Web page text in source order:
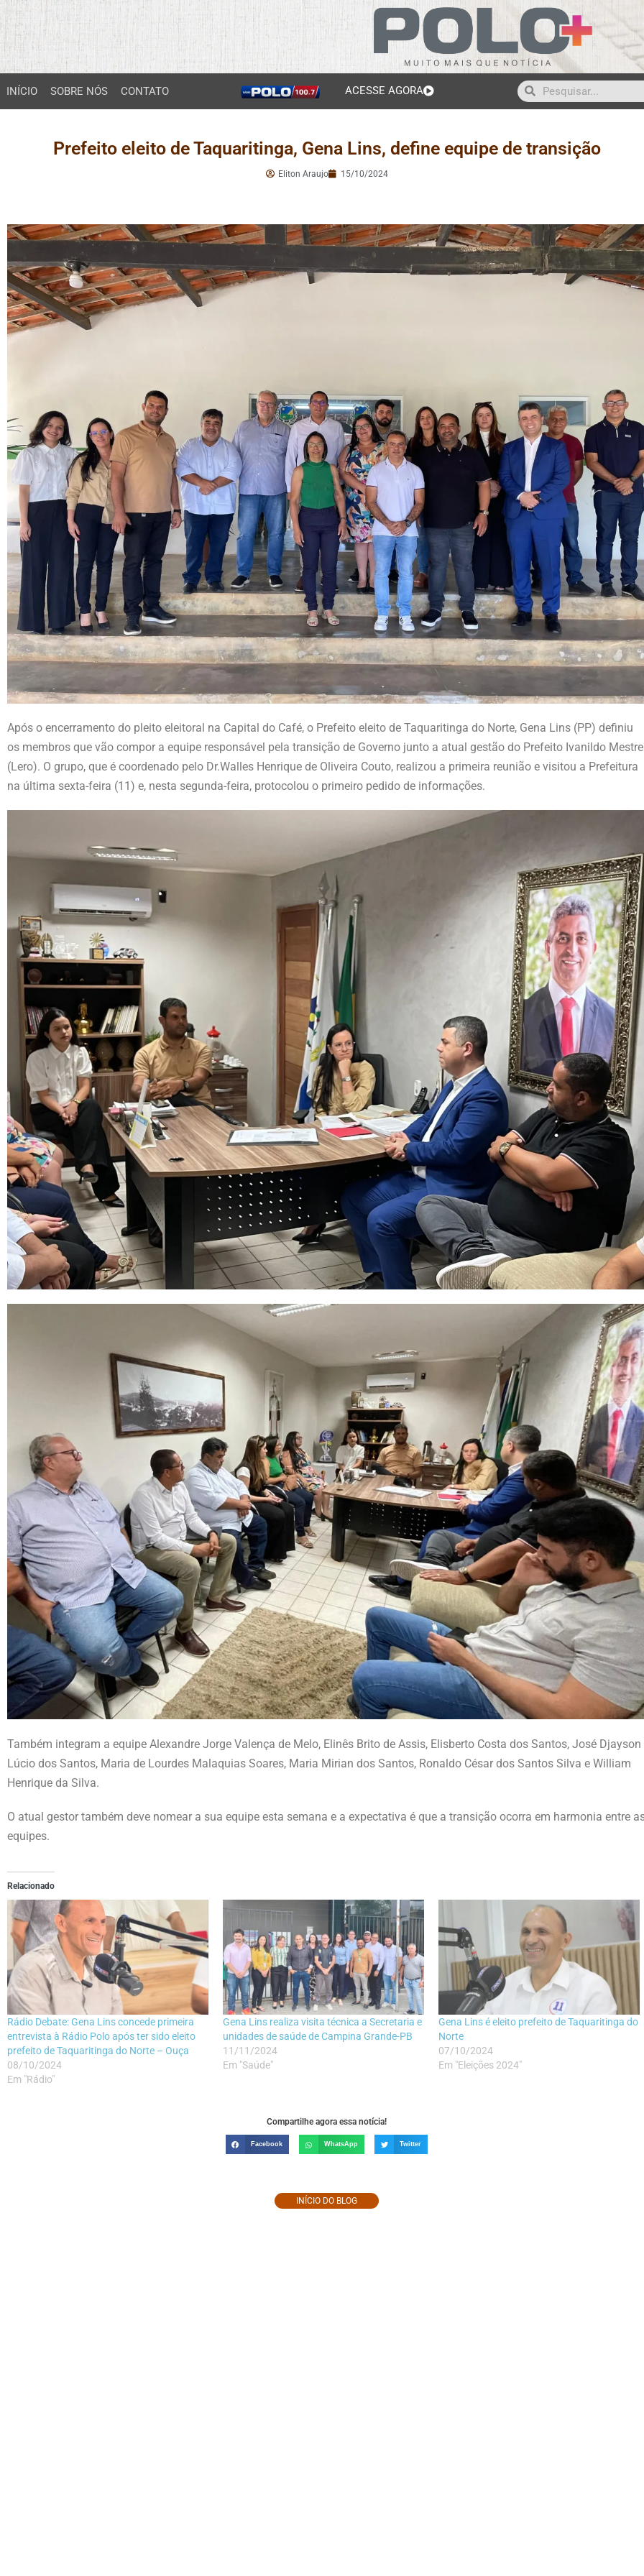
INÍCIO SOBRE NÓS CONTATO ACESSE AGORA
Prefeito eleito de Taquaritinga, Gena Lins, define equipe de transição
Eliton Araujo 15/10/2024
Após o encerramento do pleito eleitoral na Capital do Café, o Prefeito eleito de Taquaritinga do Norte, Gena Lins (PP) definiu
os membros que vão compor a equipe responsável pela transição de Governo junto a atual gestão do Prefeito Ivanildo Mestre
(Lero). O grupo, que é coordenado pelo Dr.Walles Henrique de Oliveira Couto, realizou a primeira reunião e visitou a Prefeitura
na última sexta-feira (11) e, nesta segunda-feira, protocolou o primeiro pedido de informações.
Também integram a equipe Alexandre Jorge Valença de Melo, Elinês Brito de Assis, Elisberto Costa dos Santos, José Djayson
Lúcio dos Santos, Maria de Lourdes Malaquias Soares, Maria Mirian dos Santos, Ronaldo César dos Santos Silva e William
Henrique da Silva.
O atual gestor também deve nomear a sua equipe esta semana e a expectativa é que a transição ocorra em harmonia entre
equipes.
Relacionado
Rádio Debate: Gena Lins concede primeira
entrevista à Rádio Polo após ter sido eleito
prefeito de Taquaritinga do Norte – Ouça
08/10/2024
Em "Rádio"
Gena Lins realiza visita técnica a Secretaria e
unidades de saúde de Campina Grande-PB
11/11/2024
Em "Saúde"
Gena Lins é eleito prefeito de Taquaritinga do
Norte
07/10/2024
Em "Eleições 2024"
Compartilhe agora essa notícia!
Facebook WhatsApp Twitter
INÍCIO DO BLOG